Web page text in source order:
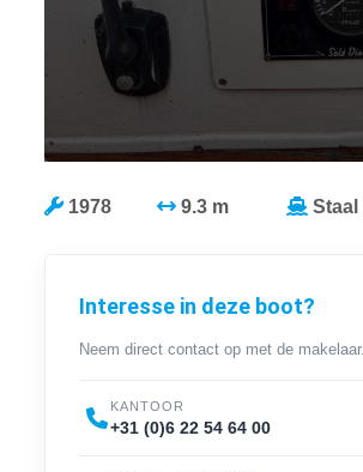
1978 9.3 m Staal
Interesse in deze boot?
Neem direct contact op met de makelaar.
KANTOOR
+31 (0)6 22 54 64 00